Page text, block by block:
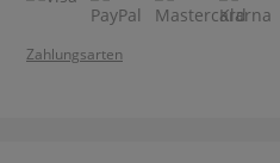
Zahlungsarten